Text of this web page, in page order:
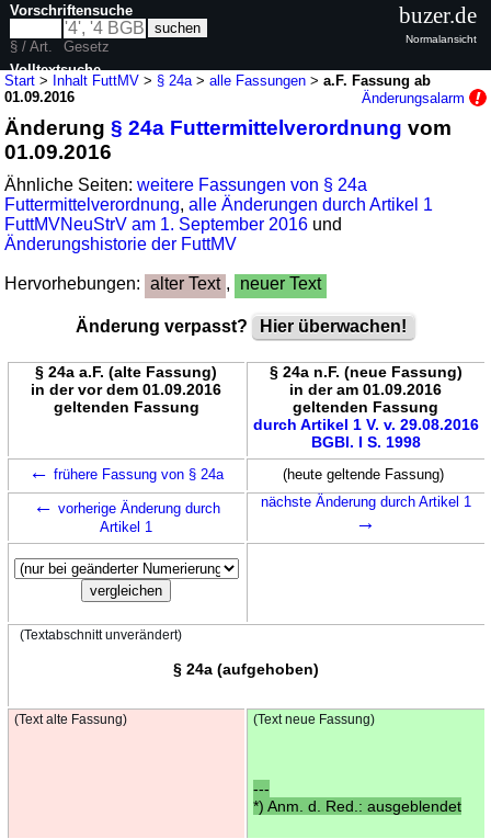
Start > Inhalt FuttMV > § 24a >alle Fassungen >a.F. Fassung ab
01.09.2016
Änderungsalarm
Änderung§ 24a Futtermittelverordnung vom
01.09.2016
Ähnliche Seiten:weitere Fassungen von § 24a
Futtermittelverordnung,alle Änderungen durch Artikel 1
FuttMVNeuStrV am 1. September 2016 und
Änderungshistorie der FuttMV
Hervorhebungen: alter Text , neuer Text
Änderung verpasst? Hier überwachen!
§ 24a a.F. (alte Fassung)
in der vor dem 01.09.2016
geltenden Fassung
§ 24a n.F. (neue Fassung)
in der am 01.09.2016
geltenden Fassung
durch Artikel 1 V. v. 29.08.2016
BGBl. I S. 1998
← frühere Fassung von § 24a (heute geltende Fassung)
← vorherige Änderung durch
Artikel 1
nächste Änderung durch Artikel 1
→
(Textabschnitt unverändert)
§ 24a (aufgehoben)
(Text alte Fassung) (Text neue Fassung)
---
*) Anm. d. Red.: ausgeblendet
Vorschriftensuche
§ / Art.
Gesetz
Volltextsuche
buzer.de
Normalansicht